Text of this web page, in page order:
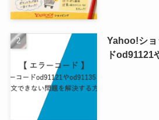
Yahoo!ショ
ドod91121